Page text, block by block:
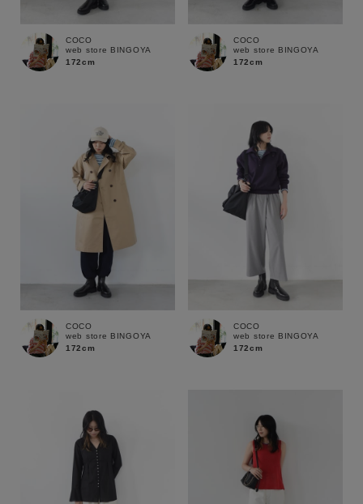
キーワード
MENS KIDS
COCO
web store BINGOYA
172cm
COCO
web store BINGOYA
172cm
COCO
web store BINGOYA
172cm
COCO
web store BINGOYA
172cm